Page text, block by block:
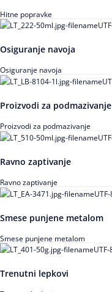
Hitne popravke
Osiguranje navoja
Osiguranje navoja
Proizvodi za podmazivanje
Proizvodi za podmazivanje
Ravno zaptivanje
Ravno zaptivanje
Smese punjene metalom
Smese punjene metalom
Trenutni lepkovi